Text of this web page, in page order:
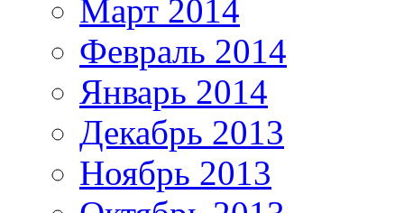
Март 2014
Февраль 2014
Январь 2014
Декабрь 2013
Ноябрь 2013